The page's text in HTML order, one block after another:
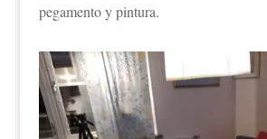
pegamento y pintura.